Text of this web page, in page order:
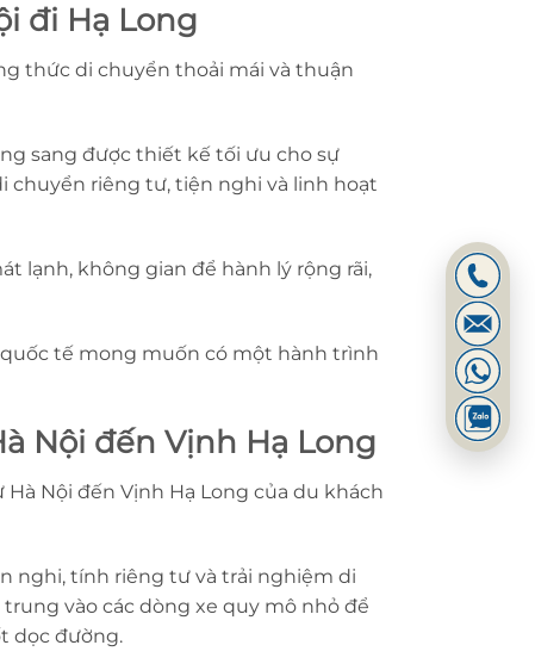
đi Hạ Long
thức di chuyển thoải mái và thuận
sang được thiết kế tối ưu cho sự
chuyển riêng tư, tiện nghi và linh hoạt
lạnh, không gian để hành lý rộng rãi,
tế mong muốn có một hành trình
Nội đến Vịnh Hạ Long
Nội đến Vịnh Hạ Long của du khách
nghi, tính riêng tư và trải nghiệm di
vào các dòng xe quy mô nhỏ để
dọc đường.